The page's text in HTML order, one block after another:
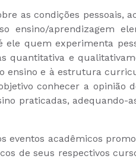
as condições pessoais,
ensino/aprendizagem
quem experimenta
quantitativa e
ensino e à estrutura
conhecer a opinião
praticadas, adequando-
eventos acadêmicos
de seus respectivos